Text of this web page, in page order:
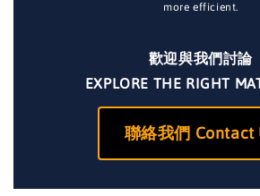
more efficient.
歡迎與我們討論
EXPLORE THE RIGHT
聯絡我們 Contact